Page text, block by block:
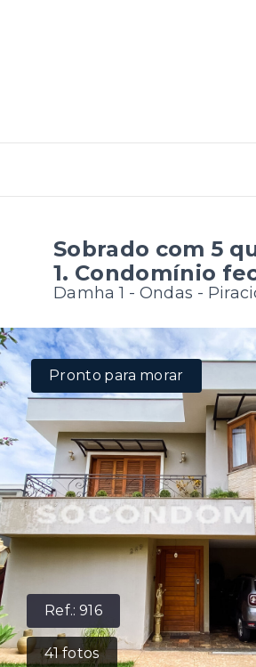
Sobrado com 5
1. Condomínio
Damha 1 - Ondas -
Ref.:916
41fotos
Pronto para morar